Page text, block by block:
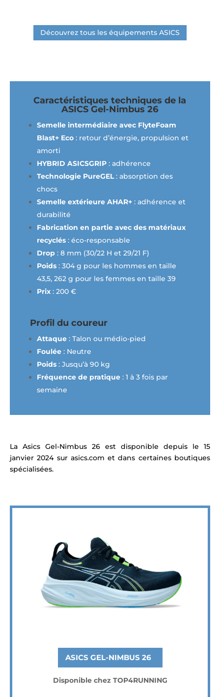
Découvrez tous les équipements ASICS
Caractéristiques techniques de la
ASICS Gel-Nimbus 26
Semelle intermédiaire avec FlyteFoam
Blast+ Eco : retour d’énergie, propulsion et
amorti
HYBRID ASICSGRIP: adhérence
Technologie PureGEL: absorption des
chocs
Semelle extérieure AHAR+: adhérence et
durabilité
Fabrication en partie avec des matériaux
recyclés : éco-responsable
Drop: 8 mm (30/22 H et 29/21 F)
Poids: 304 g pour les hommes en taille
43,5, 262 g pour les femmes en taille 39
Prix: 200 €
Profil du coureur
Attaque: Talon ou médio-pied
Foulée: Neutre
Poids: Jusqu’à 90 kg
Fréquence de pratique: 1 à 3 fois par
semaine
La Asics Gel-Nimbus 26 est disponible depuis le 15
janvier 2024 sur asics.com et dans certaines boutiques
spécialisées.
ASICS GEL-NIMBUS 26
Disponible chez TOP4RUNNING